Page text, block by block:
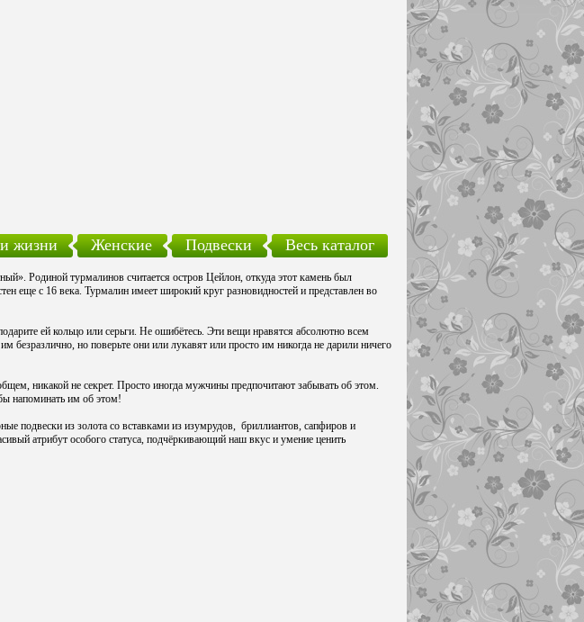
жизни Женские Подвески Весь каталог
Родиной турмалинов считается остров Цейлон, откуда этот камень был
еще с 16 века. Турмалин имеет широкий круг разновидностей и представлен во
ей кольцо или серьги. Не ошибётесь. Эти вещи нравятся абсолютно всем
безразлично, но поверьте они или лукавят или просто им никогда не дарили ничего
никакой не секрет. Просто иногда мужчины предпочитают забывать об этом.
напоминать им об этом!
подвески из золота со вставками из изумрудов, бриллиантов, сапфиров и
атрибут особого статуса, подчёркивающий наш вкус и умение ценить